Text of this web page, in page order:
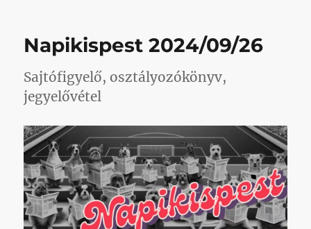
című
Napikispest 2024/09/26
Sajtófigyelő, osztályozókönyv,
jegyelővétel